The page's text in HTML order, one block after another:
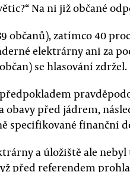
Na ni již občané
občanů), zatímco 40
elektrárny ani za
se hlasování zdržel.
obavy před jádrem,
specifikované finanční
a úložiště ale
před referendem